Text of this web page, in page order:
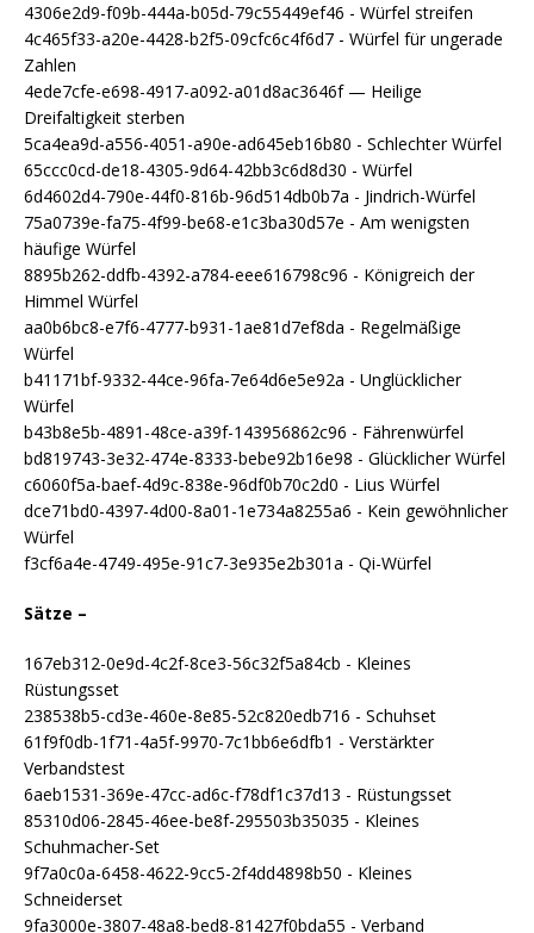
4306e2d9-f09b-444a-b05d-79c55449ef46 - Würfel streifen
4c465f33-a20e-4428-b2f5-09cfc6c4f6d7 - Würfel für ungerade
Zahlen
4ede7cfe-e698-4917-a092-a01d8ac3646f — Heilige
Dreifaltigkeit sterben
5ca4ea9d-a556-4051-a90e-ad645eb16b80 - Schlechter Würfel
65ccc0cd-de18-4305-9d64-42bb3c6d8d30 - Würfel
6d4602d4-790e-44f0-816b-96d514db0b7a - Jindrich-Würfel
75a0739e-fa75-4f99-be68-e1c3ba30d57e - Am wenigsten
häufige Würfel
8895b262-ddfb-4392-a784-eee616798c96 - Königreich der
Himmel Würfel
aa0b6bc8-e7f6-4777-b931-1ae81d7ef8da - Regelmäßige
Würfel
b41171bf-9332-44ce-96fa-7e64d6e5e92a - Unglücklicher
Würfel
b43b8e5b-4891-48ce-a39f-143956862c96 - Fährenwürfel
bd819743-3e32-474e-8333-bebe92b16e98 - Glücklicher Würfel
c6060f5a-baef-4d9c-838e-96df0b70c2d0 - Lius Würfel
dce71bd0-4397-4d00-8a01-1e734a8255a6 - Kein gewöhnlicher
Würfel
f3cf6a4e-4749-495e-91c7-3e935e2b301a - Qi-Würfel
Sätze –
167eb312-0e9d-4c2f-8ce3-56c32f5a84cb - Kleines
Rüstungsset
238538b5-cd3e-460e-8e85-52c820edb716 - Schuhset
61f9f0db-1f71-4a5f-9970-7c1bb6e6dfb1 - Verstärkter
Verbandstest
6aeb1531-369e-47cc-ad6c-f78df1c37d13 - Rüstungsset
85310d06-2845-46ee-be8f-295503b35035 - Kleines
Schuhmacher-Set
9f7a0c0a-6458-4622-9cc5-2f4dd4898b50 - Kleines
Schneiderset
9fa3000e-3807-48a8-bed8-81427f0bda55 - Verband